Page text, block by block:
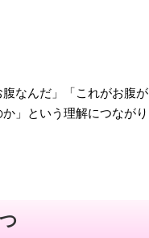
なんだ」「これがお腹が
」という理解につながり